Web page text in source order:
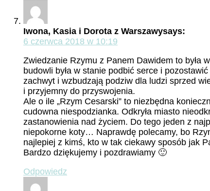
Iwona, Kasia i Dorota z Warszawysays:
6 czerwca 2018 w 10:19
Zwiedzanie Rzymu z Panem Dawidem to była
budowli była w stanie podbić serce i
zachwyt i wzbudzają podziw dla ludzi sprzed
i przyjemny do przyswojenia.
Ale o ile „Rzym Cesarski” to niezbędna
cudowna niespodzianka. Odkryła miasto
zastanowienia nad życiem. Do tego jeden z
niepokorne koty… Naprawdę polecamy, bo
najlepiej z kimś, kto w tak ciekawy sposób jak
Bardzo dziękujemy i pozdrawiamy 🙂
Odpowiedz